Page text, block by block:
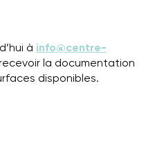
à info@centre-
la documentation
disponibles.